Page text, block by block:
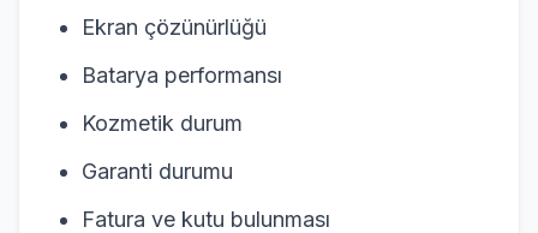
Ekran çözünürlüğü
Batarya performansı
Kozmetik durum
Garanti durumu
Fatura ve kutu bulunması